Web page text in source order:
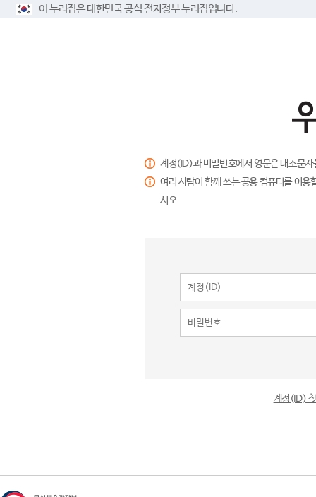
이 누리집은 대한민국 공식 전자정부 누리집입니다.
계정(ID)과 비밀번호에서 영문은 대소문
여러 사람이 함께 쓰는 공용 컴퓨터를 이
시오.
계정(ID)